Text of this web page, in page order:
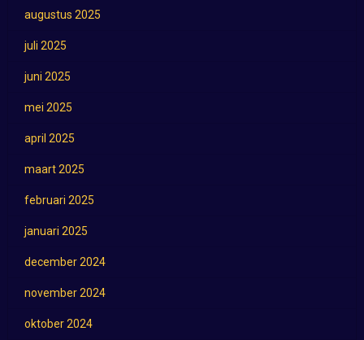
augustus 2025
juli 2025
juni 2025
mei 2025
april 2025
maart 2025
februari 2025
januari 2025
december 2024
november 2024
oktober 2024